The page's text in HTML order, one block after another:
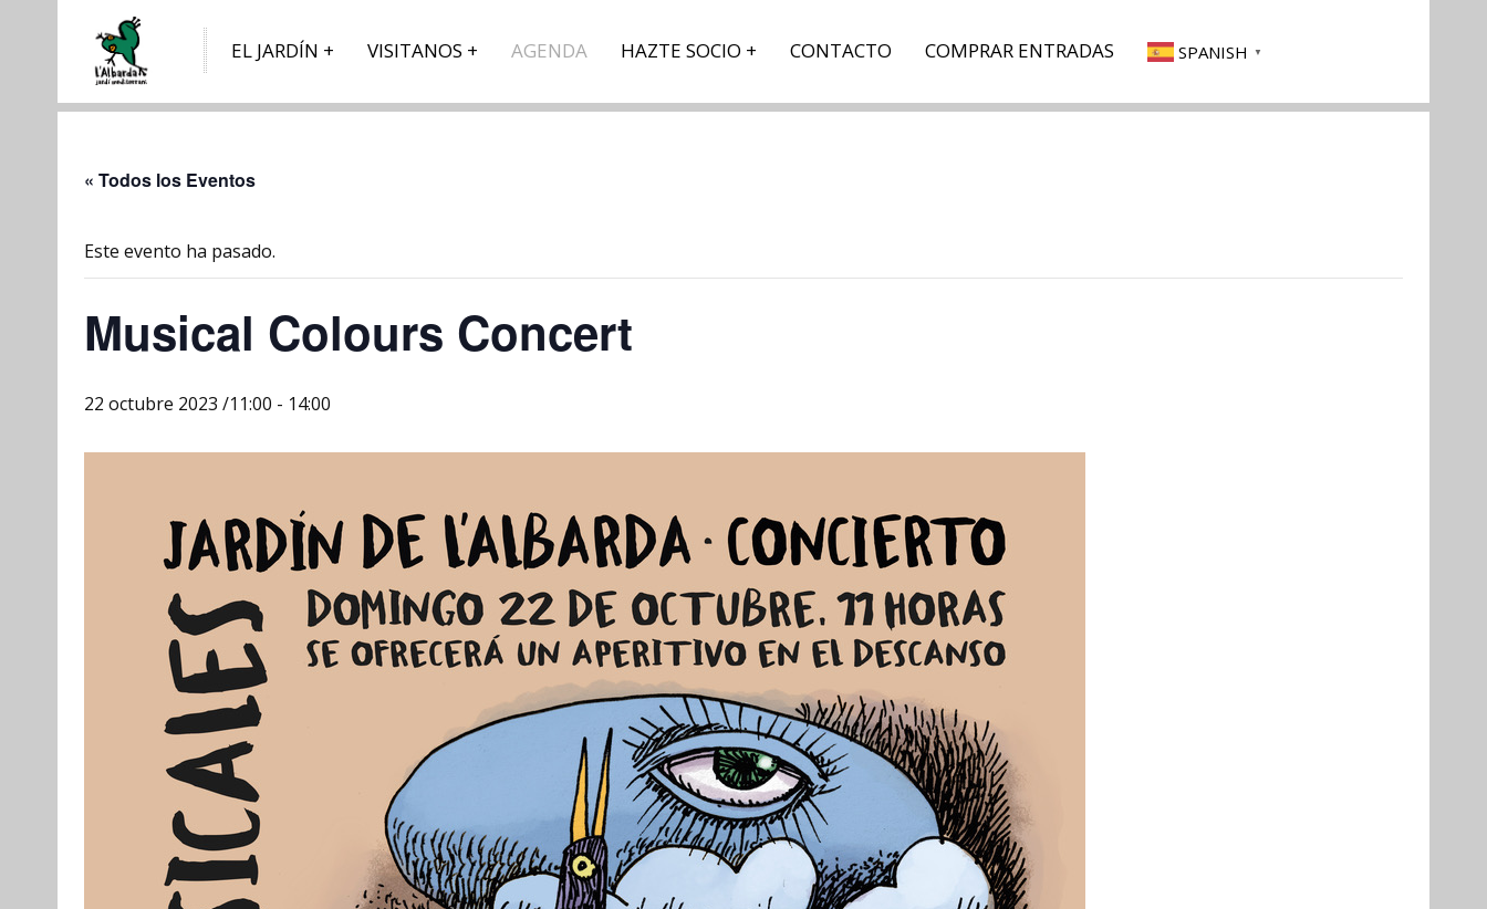
EL JARDÍN VISITANOS AGENDA HAZTE SOCIO CONTACTO COMPRAR ENTRADAS SPANISH ▼
« Todos los Eventos
Este evento ha pasado.
Musical Colours Concert
22 octubre 2023 /11:00 - 14:00